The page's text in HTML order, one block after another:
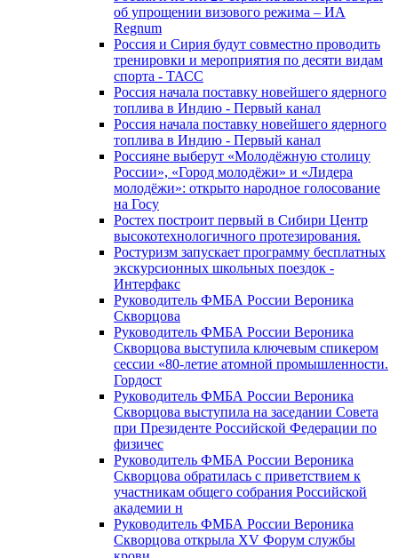
об упрощении визового режима – ИА
Regnum
Россия и Сирия будут совместно проводить
тренировки и мероприятия по десяти видам
спорта - ТАСС
Россия начала поставку новейшего ядерного
топлива в Индию - Первый канал
Россия начала поставку новейшего ядерного
топлива в Индию - Первый канал
Россияне выберут «Молодёжную столицу
России», «Город молодёжи» и «Лидера
молодёжи»: открыто народное голосование
на Госу
Ростех построит первый в Сибири Центр
высокотехнологичного протезирования.
Ростуризм запускает программу бесплатных
экскурсионных школьных поездок -
Интерфакс
Руководитель ФМБА России Вероника
Скворцова
Руководитель ФМБА России Вероника
Скворцова выступила ключевым спикером
сессии «80-летие атомной промышленности.
Гордост
Руководитель ФМБА России Вероника
Скворцова выступила на заседании Совета
при Президенте Российской Федерации по
физичес
Руководитель ФМБА России Вероника
Скворцова обратилась с приветствием к
участникам общего собрания Российской
академии н
Руководитель ФМБА России Вероника
Скворцова открыла XV Форум службы